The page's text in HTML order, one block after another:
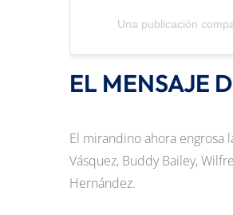
Una publicación
EL MENSAJE
El mirandino ahora engrosa
Vásquez, Buddy Bailey,
Hernández.